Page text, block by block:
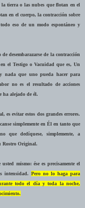
tierra o las nubes que flotan en el
en el cuerpo, la contracción sobre
eso de un modo espontáneo y
desembarazarse de la contracción
el Testigo o Vacuidad que es, Un
nada que uno pueda hacer para
no es el resultado de acciones
ha alejado de él.
es evitar estos dos grandes errores.
simplemente en Él en tanto que
que dedíquese, simplemente, a
Rostro Original.
mismo: ése es precisamente el
intensidad.Pero no lo haga para
todo el día y toda la noche,